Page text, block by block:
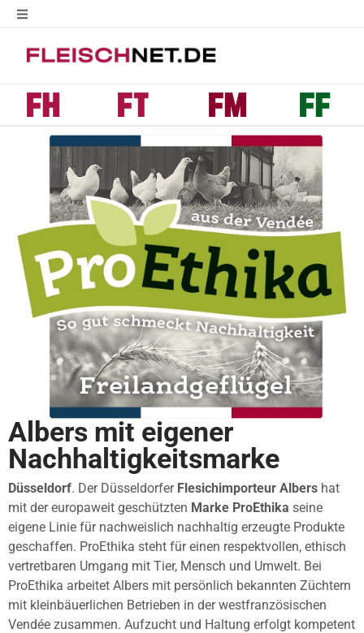
Albers mit eigener
Nachhaltigkeitsmarke
Düsseldorf. Der Düsseldorfer Flesichimporteur Albers hat
mit der europaweit geschützten Marke ProEthika seine
eigene Linie für nachweislich nachhaltig erzeugte Produkte
geschaffen. ProEthika steht für einen respektvollen, ethisch
vertretbaren Umgang mit Tier, Mensch und Umwelt. Bei
ProEthika arbeitet Albers mit persönlich bekannten Züchtern
mit kleinbäuerlichen Betrieben in der westfranzösischen
Vendée zusammen. Aufzucht und Haltung erfolgt kompetent